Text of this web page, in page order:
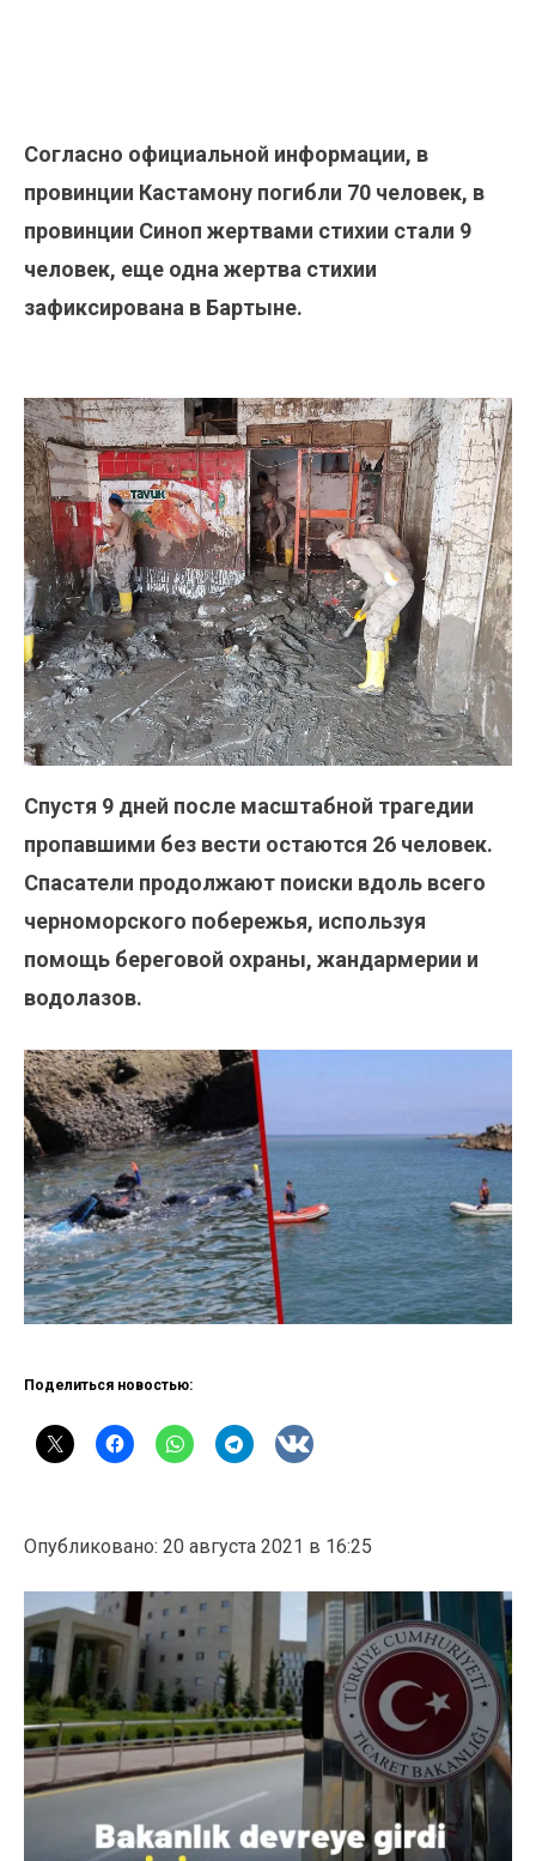
Согласно официальной информации, в
провинции Кастамону погибли 70 человек, в
провинции Синоп жертвами стихии стали 9
человек, еще одна жертва стихии
зафиксирована в Бартыне.
Спустя 9 дней после масштабной трагедии
пропавшими без вести остаются 26 человек.
Спасатели продолжают поиски вдоль всего
черноморского побережья, используя
помощь береговой охраны, жандармерии и
водолазов.
Поделиться новостью:
Опубликовано: 20 августа 2021 в 16:25